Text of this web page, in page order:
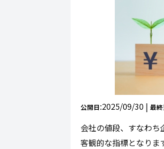
公開日:2025/09/30 | 最
会社の値段、すなわち
客観的な指標となりま